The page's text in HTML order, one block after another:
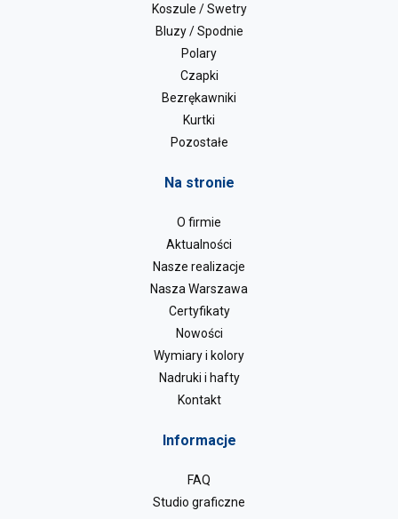
Koszule / Swetry
Bluzy / Spodnie
Polary
Czapki
Bezrękawniki
Kurtki
Pozostałe
Na stronie
O firmie
Aktualności
Nasze realizacje
Nasza Warszawa
Certyfikaty
Nowości
Wymiary i kolory
Nadruki i hafty
Kontakt
Informacje
FAQ
Studio graficzne